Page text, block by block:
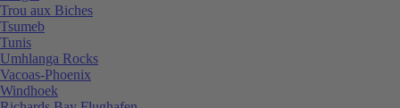
Trou aux Biches
Tsumeb
Tunis
Umhlanga Rocks
Vacoas-Phoenix
Windhoek